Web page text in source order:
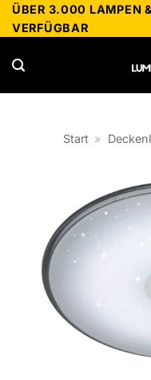
Zum
Inhalt
springen
ÜBER 3.000 LAMPEN
VERFÜGBAR
Start »